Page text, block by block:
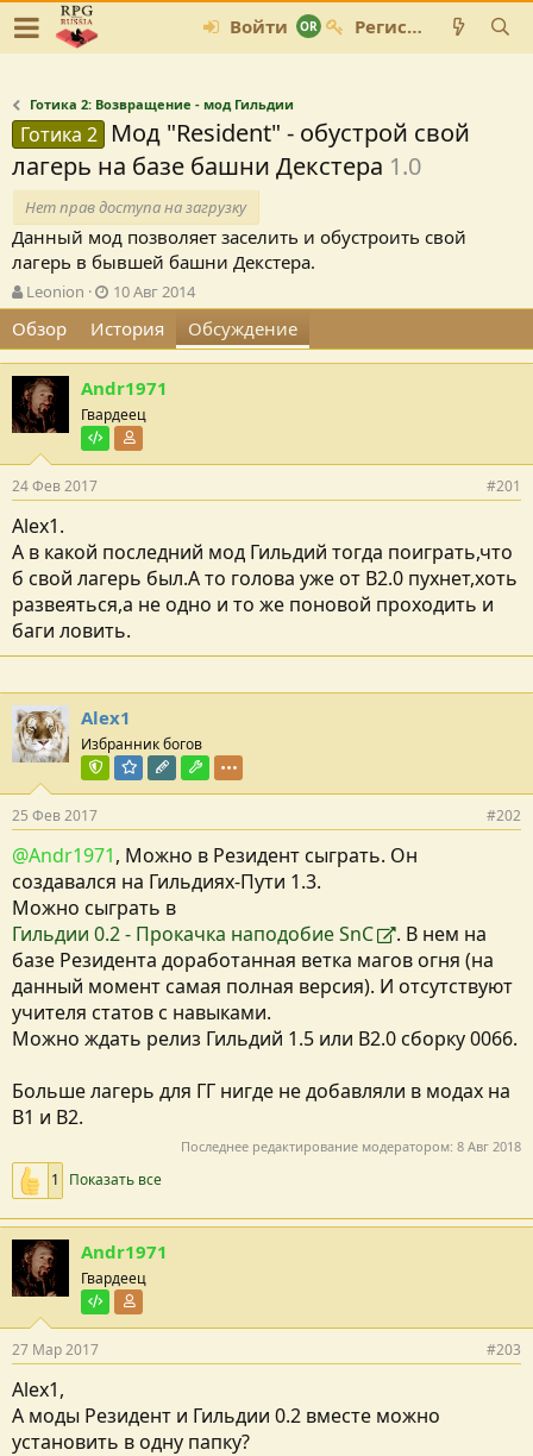
Войти Регистрация
Готика 2: Возвращение - мод Гильдии
Готика 2
Мод "Resident" - обустрой свой
лагерь на базе башни Декстера 1.0
Нет прав доступа на загрузку
Данный мод позволяет заселить и обустроить свой
лагерь в бывшей башни Декстера.
А
в
т
о
р
т
е
ы
Leonion
Д
а
т
а
о
з
а
и
10 Авг 2014
Обзор История Обсуждение
Andr1971
Гвардеец
Тестировщик
24 Фев 2017 #201
Alex1.
А в какой последний мод Гильдий тогда поиграть,что
б свой лагерь был.А то голова уже от В2.0 пухнет,хоть
развеяться,а не одно и то же поновой проходить и
баги ловить.
Alex1
Избранник богов
Команда форума
Модератор раздела
Редактор раздела
Модостроитель
25 Фев 2017 #202
@Andr1971, Можно в Резидент сыграть. Он
создавался на Гильдиях-Пути 1.3.
Можно сыграть в
Гильдии 0.2 - Прокачка наподобие SnC
. В нем на
базе Резидента доработанная ветка магов огня (на
данный момент самая полная версия). И отсутствуют
учителя статов с навыками.
Можно ждать релиз Гильдий 1.5 или В2.0 сборку 0066.
Больше лагерь для ГГ нигде не добавляли в модах на
В1 и В2.
Последнее редактирование модератором: 8 Авг 2018
1 Показать все
Andr1971
Гвардеец
Тестировщик
27 Мар 2017 #203
Alex1,
А моды Резидент и Гильдии 0.2 вместе можно
установить в одну папку?